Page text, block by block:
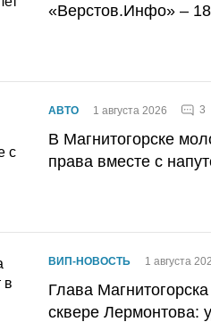
«Верстов.Инфо» –
АВТО 1 августа 2026 3
В Магнитогорске
права вместе с
ВИП-НОВОСТЬ 1 августа
Глава
сквере Лермонтова: